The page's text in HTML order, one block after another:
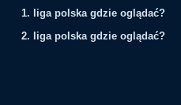
1. liga polska gdzie oglądać?
2. liga polska gdzie oglądać?